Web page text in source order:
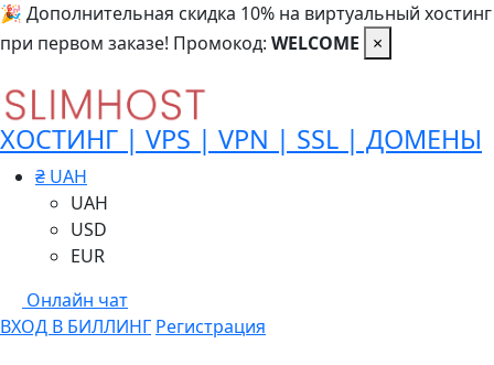
🎉 Дополнительная скидка 10% на виртуальный хостинг
при первом заказе! Промокод: WELCOME ×
ХОСТИНГ | VPS | VPN | SSL | ДОМЕНЫ
₴ UAH
UAH
USD
EUR
Онлайн чат
ВХОД В БИЛЛИНГ Регистрация